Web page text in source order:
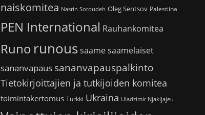
naiskomitea Nasrin Sotoudeh Oleg Sentsov Palestiina
PEN International Rauhankomitea
Runo runoussaamesaamelaiset
sananvapaus sananvapauspalkinto
Tietokirjoittajien ja tutkijoiden komitea
toimintakertomus Turkki Ukraina Uladzimir Njakljajeu